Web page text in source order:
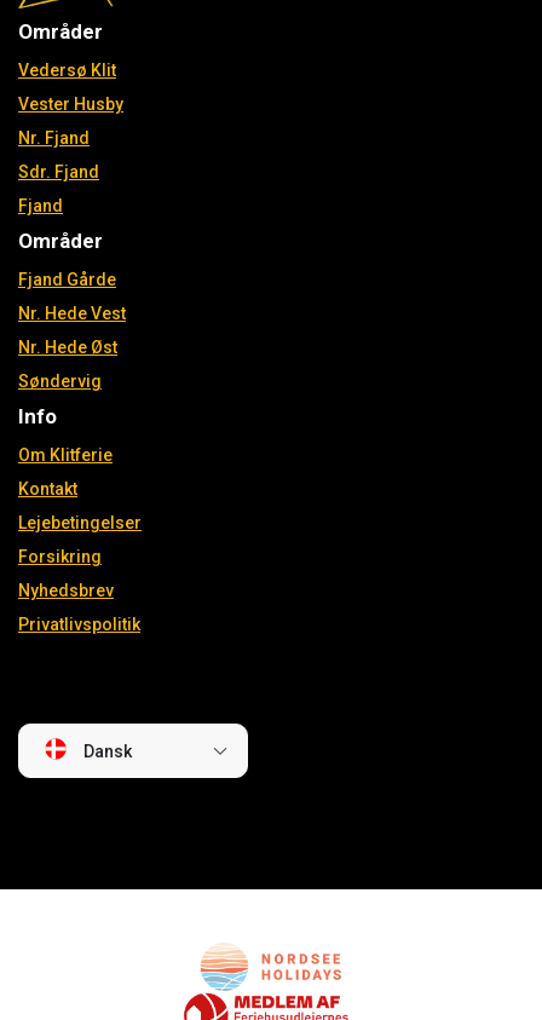
Områder
Vedersø Klit
Vester Husby
Nr. Fjand
Sdr. Fjand
Fjand
Områder
Fjand Gårde
Nr. Hede Vest
Nr. Hede Øst
Søndervig
Info
Om Klitferie
Kontakt
Lejebetingelser
Forsikring
Nyhedsbrev
Privatlivspolitik
Dansk